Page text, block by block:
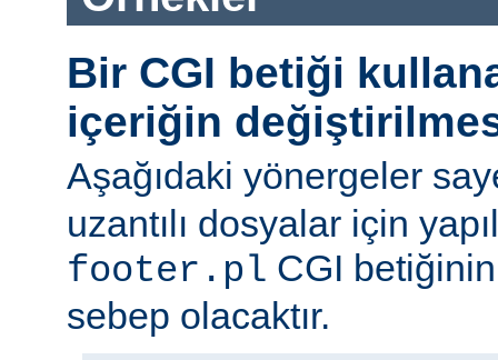
Bir CGI betiği
içeriğin
Aşağıdaki yönergeler
uzantılı dosyalar için
footer.pl CGI
sebep olacaktır.